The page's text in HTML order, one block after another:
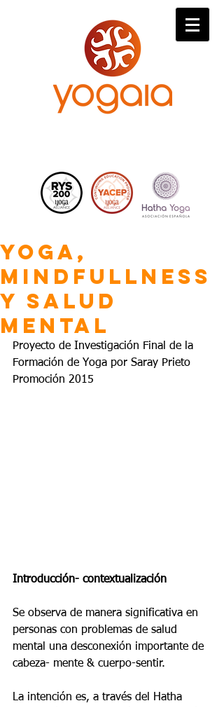
Yoga,
Mindfullness
y Salud
Mental
Proyecto de Investigación Final de la
Formación de Yoga por Saray Prieto
Promoción 2015
Introducción- contextualización
Se observa de manera significativa en
personas con problemas de salud
mental una desconexión importante de
cabeza- mente & cuerpo-sentir.
La intención es, a través del Hatha